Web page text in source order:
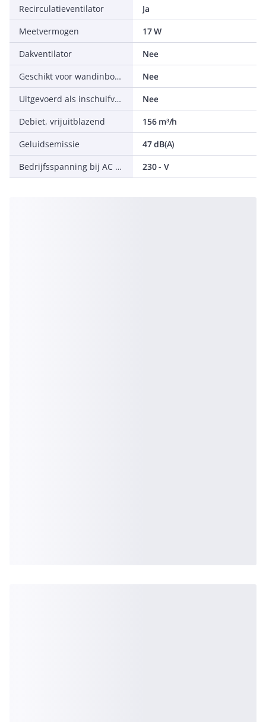
Recirculatieventilator
Ja
Meetvermogen
17 W
Dakventilator
Nee
Geschikt voor wandinbouw
Nee
Uitgevoerd als inschuifventilator
Nee
Debiet, vrijuitblazend
156 m³/h
Geluidsemissie
47 dB(A)
Bedrijfsspanning bij AC 60 Hz
230 - V